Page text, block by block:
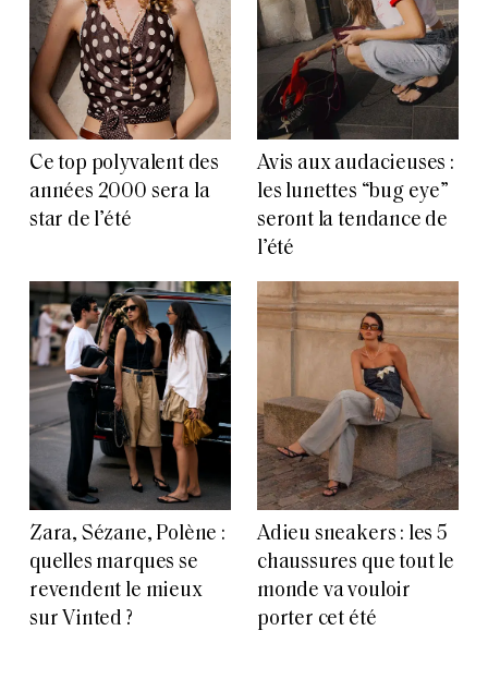
Ce top polyvalent des
années 2000 sera la
star de l’été
Avis aux audacieuses :
les lunettes “bug eye”
seront la tendance de
l’été
Zara, Sézane, Polène :
quelles marques se
revendent le mieux
sur Vinted ?
Adieu sneakers : les 5
chaussures que tout le
monde va vouloir
porter cet été